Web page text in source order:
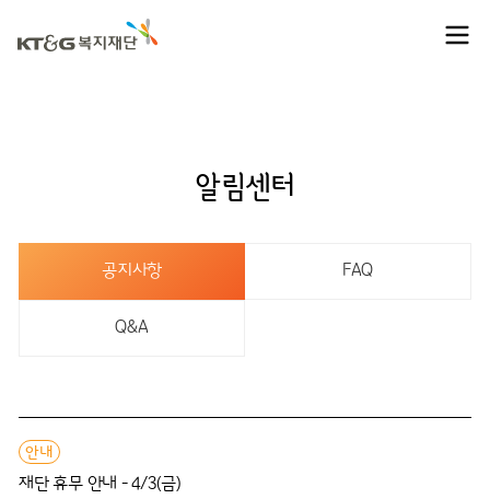
알림센터
공지사항 FAQ
Q&A
안내
재단 휴무 안내 - 4/3(금)